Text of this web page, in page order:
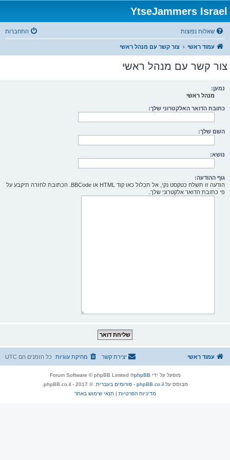
YtseJammers Israel
שאלות נפוצות התחברות
עמוד ראשי צור קשר עם מנהל ראשי
צור קשר עם מנהל ראשי
נמען:
מנהל ראשי
כתובת הדואר האלקטרוני שלך:
השם שלך:
נושא:
גוף ההודעה:
הודעה זו תשלח כטקסט נקי, אל תכלול כאו קוד HTML או BBCode. הכתובת לחזרה תיקבע על
פי כתובת הדואר אלקטרוני שלך.
עמוד ראשי כל הזמנים הם UTC מחיקת עוגיות יצירת קשר
מופעל על ידי phpBB
® Forum Software © phpBB Limited
מבוסס על phpBB.co.il - פורומים בעברית
. © 2017 - phpBB.co.il.
מדיניות הפרטיות |תנאי שימוש באתר